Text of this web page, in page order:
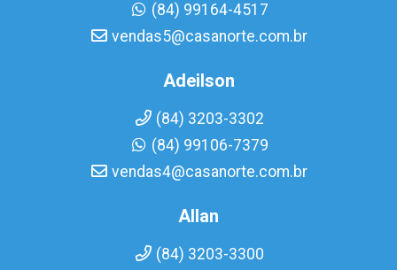
(84) 99164-4517
vendas5@casanorte.com.br
Adeilson
(84) 3203-3302
(84) 99106-7379
vendas4@casanorte.com.br
Allan
(84) 3203-3300